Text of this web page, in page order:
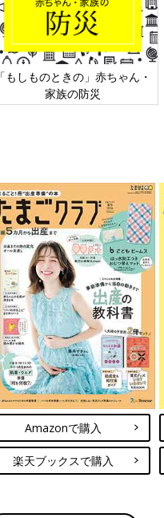
「もしものときの」赤ちゃん・
家族の防災
Amazonで購入
楽天ブックスで購入